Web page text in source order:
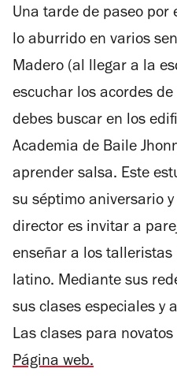
Una tarde de paseo
lo aburrido en varios
Madero (al llegar a la
escuchar los acordes
debes buscar en los
Academia de Baile
aprender salsa. Este
su séptimo aniversario
director es invitar a
enseñar a los
latino. Mediante sus
sus clases especiales y
Las clases para
Página web.